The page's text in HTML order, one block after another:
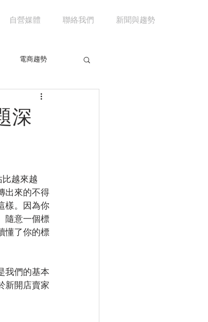
自營媒體 聯絡我們 新聞與趨勢
電商趨勢
京東
深
越來越
出來的不得
樣。因為你
隨意一個標
懂了你的標
我們的基本
新開店賣家